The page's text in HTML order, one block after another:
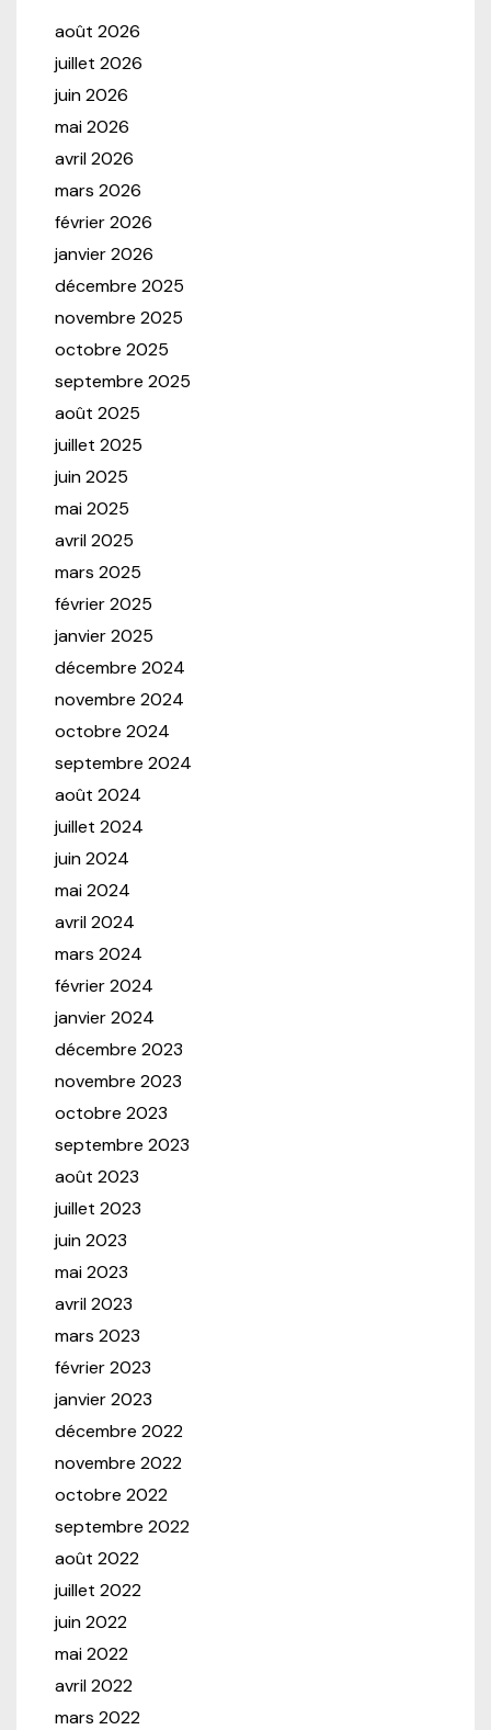
août 2026
juillet 2026
juin 2026
mai 2026
avril 2026
mars 2026
février 2026
janvier 2026
décembre 2025
novembre 2025
octobre 2025
septembre 2025
août 2025
juillet 2025
juin 2025
mai 2025
avril 2025
mars 2025
février 2025
janvier 2025
décembre 2024
novembre 2024
octobre 2024
septembre 2024
août 2024
juillet 2024
juin 2024
mai 2024
avril 2024
mars 2024
février 2024
janvier 2024
décembre 2023
novembre 2023
octobre 2023
septembre 2023
août 2023
juillet 2023
juin 2023
mai 2023
avril 2023
mars 2023
février 2023
janvier 2023
décembre 2022
novembre 2022
octobre 2022
septembre 2022
août 2022
juillet 2022
juin 2022
mai 2022
avril 2022
mars 2022